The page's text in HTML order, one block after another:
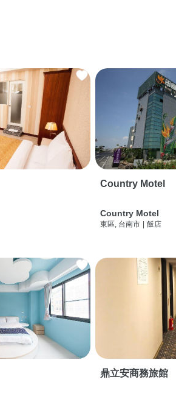
Country Motel
Country Motel
東區, 台南市 飯店
鼎立安商務旅館